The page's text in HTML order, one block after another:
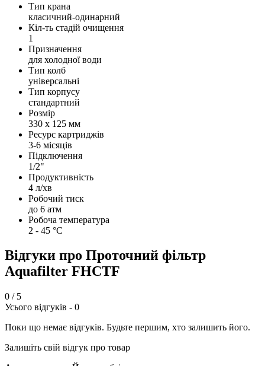
Тип крана
класичний-одинарний
Кіл-ть стадій очищення
1
Призначення
для холодної води
Тип колб
універсальні
Тип корпусу
стандартний
Розмір
330 х 125 мм
Ресурс картриджів
3-6 місяців
Підключення
1/2"
Продуктивність
4 л/хв
Робочий тиск
до 6 атм
Робоча температура
2 - 45 °C
Відгуки про Проточний фільтр
Aquafilter FHCTF
0 / 5
Усього відгуків - 0
Поки що немає відгуків. Будьте першим, хто залишить його.
Залишіть свій відгук про товар